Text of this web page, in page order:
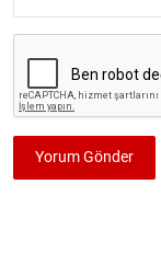
Yorum Gönder